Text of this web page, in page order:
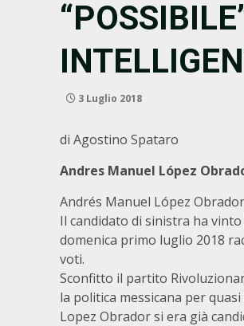
3 Luglio 2018
di Agostino Spataro
Andres Manuel López
Andrés Manuel López
Il candidato di sinistra ha
domenica primo luglio 2018
voti.
Sconfitto il partito
la politica messicana per
Lopez Obrador si era già